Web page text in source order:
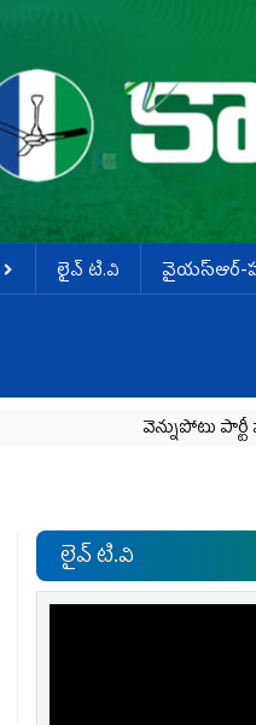
లైవ్ టి.వి వైయస్ఆర్-
వెన్నుపోటు పార్టీ పాలనలో
లైవ్ టి.వి